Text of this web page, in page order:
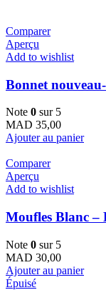
Comparer
Aperçu
Add to wishlist
Bonnet
Note 0 sur 5
MAD 35,00
Ajouter au panier
Comparer
Aperçu
Add to wishlist
Moufles Blanc –
Note 0 sur 5
MAD 30,00
Ajouter au panier
Épuisé